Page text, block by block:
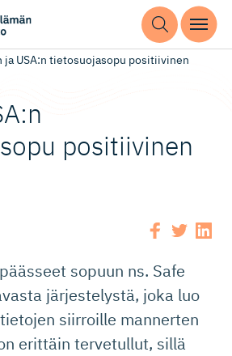
ja USA:n tietosuojasopu positiivinen
positiivinen
sopuun ns. Safe
järjestelystä, joka luo
siirroille mannerten
erittäin tervetullut, sillä